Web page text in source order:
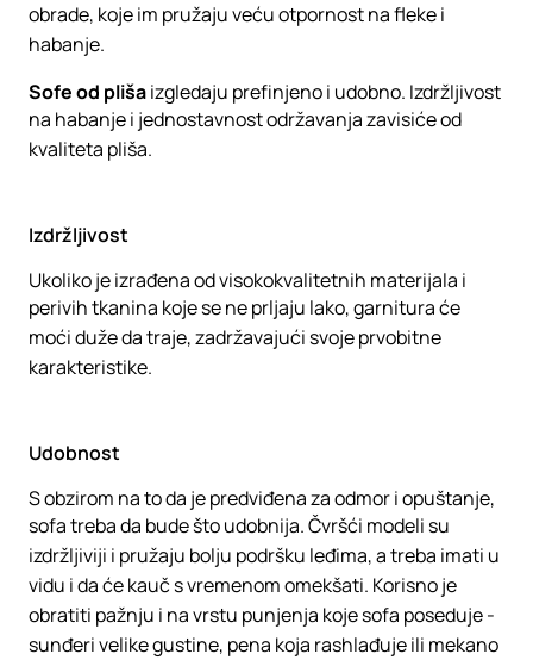
obrade, koje im pružaju veću otpornost na fleke i
habanje.
Sofe od plišaizgledaju prefinjeno i udobno. Izdržljivost
na habanje i jednostavnost održavanja zavisiće od
kvaliteta pliša.
Izdržljivost
Ukoliko je izrađena od visokokvalitetnih materijala i
perivih tkanina koje se ne prljaju lako, garnitura će
moći duže da traje, zadržavajući svoje prvobitne
karakteristike.
Udobnost
S obzirom na to da je predviđena za odmor i opuštanje,
sofa treba da bude što udobnija. Čvršći modeli su
izdržljiviji i pružaju bolju podršku leđima, a treba imati u
vidu i da će kauč s vremenom omekšati. Korisno je
obratiti pažnju i na vrstu punjenja koje sofa poseduje -
sunđeri velike gustine, pena koja rashlađuje ili mekano